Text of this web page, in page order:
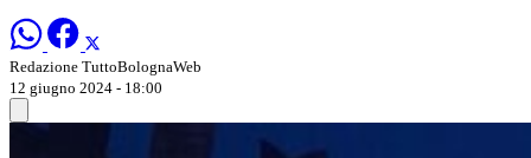
Redazione TuttoBolognaWeb
12 giugno 2024 - 18:00